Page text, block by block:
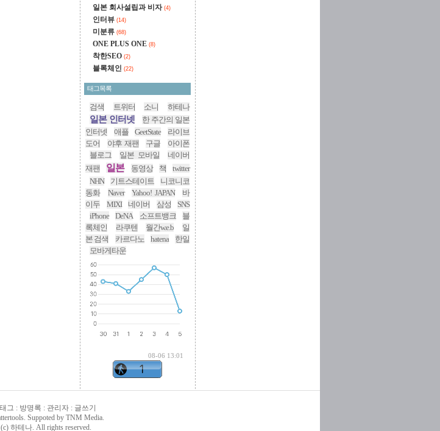
일본 회사설립과 비자 (4)
인터뷰 (14)
미분류 (68)
ONE PLUS ONE (8)
착한SEO (2)
블록체인 (22)
태그목록
검색 트위터 소니 하테나
일본 인터넷
한 주간의 일본
인터넷
애플 GeetState
라이브
도어
야후 재팬 구글
아이폰
블로그
일본 모바일
네이버
재팬
일본 동영상 책
twitter
NHN
기트스테이트
니코니코
동화
Naver Yahoo! JAPAN
바
이두
MIXI 네이버 삼성
SNS
iPhone
DeNA 소프트뱅크
블
록체인
라쿠텐 월간w.e.b
일
본 검색
카르다노 hatena
한일
모바게타운
08-06 13:01
태그 : 방명록 : 관리자 : 글쓰기
. Suppoted by TNM Media.
하테나. All rights reserved.